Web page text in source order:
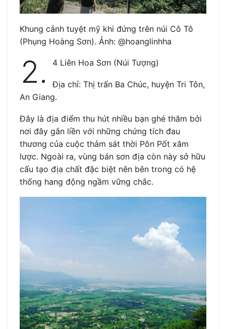
Khung cảnh tuyệt mỹ khi đứng trên núi Cô Tô
(Phụng Hoàng Sơn). Ảnh: @hoanglinhha
2. 4 Liên Hoa Sơn (Núi Tượng)
Địa chỉ: Thị trấn Ba Chúc, huyện Tri Tôn,
An Giang.
Đây là địa điểm thu hút nhiều bạn ghé thăm bởi
nơi đây gắn liền với những chứng tích đau
thương của cuộc thảm sát thời Pôn Pốt xâm
lược. Ngoài ra, vùng bán sơn địa còn này sở hữu
cấu tạo địa chất đặc biệt nên bên trong có hệ
thống hang động ngầm vững chắc.